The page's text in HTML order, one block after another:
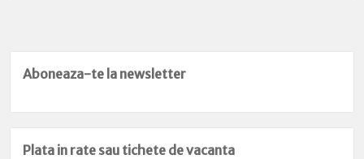
Aboneaza-te la newsletter
Plata in rate sau tichete de vacanta